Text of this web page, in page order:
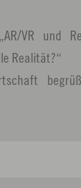
VR und
Realität?“